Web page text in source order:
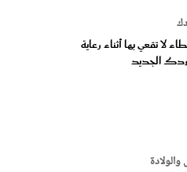
لا تقعي بها أثناء رعاية
الجديد
والولادة